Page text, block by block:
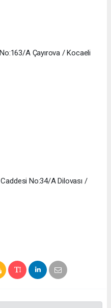
A Çayırova / Kocaeli
No:34/A Dilovası /